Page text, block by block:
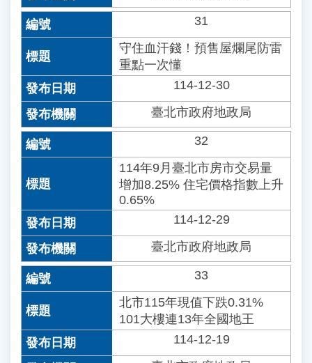
31
守住血汗錢！預售屋爛尾防雷
重點一次懂
114-12-30
臺北市政府地政局
32
114年9月臺北市房市交易量
增加8.25% 住宅價格指數上升
0.65%
114-12-29
臺北市政府地政局
33
北市115年現值下跌0.31%
101大樓連13年全國地王
114-12-19